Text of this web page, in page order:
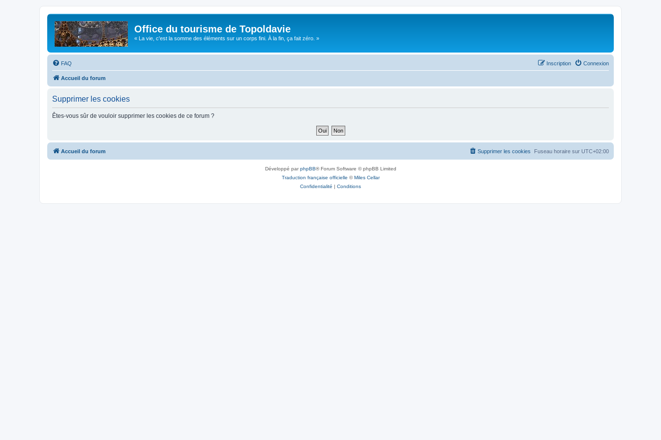
Office du tourisme de Topoldavie
« La vie, c'est la somme des éléments sur un corps fini. À la fin, ça fait zéro. »
FAQ Connexion
Inscription
Accueil du forum
Supprimer les cookies
Êtes-vous sûr de vouloir supprimer les cookies de ce forum ?
Accueil du forum Fuseau horaire sur UTC+02:00
Supprimer les cookies
Développé parphpBB® Forum Software © phpBB Limited
Traduction française officielle ©Miles Cellar
Confidentialité | Conditions